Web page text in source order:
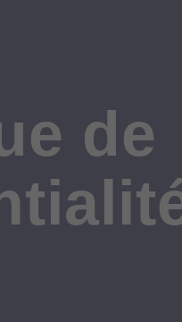
de